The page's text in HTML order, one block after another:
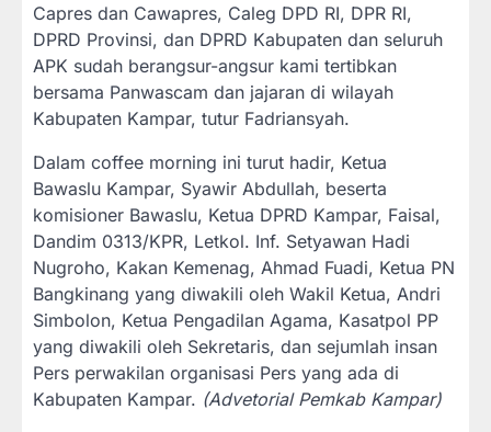
Capres dan Cawapres, Caleg DPD RI, DPR RI,
DPRD Provinsi, dan DPRD Kabupaten dan seluruh
APK sudah berangsur-angsur kami tertibkan
bersama Panwascam dan jajaran di wilayah
Kabupaten Kampar, tutur Fadriansyah.
Dalam coffee morning ini turut hadir, Ketua
Bawaslu Kampar, Syawir Abdullah, beserta
komisioner Bawaslu, Ketua DPRD Kampar, Faisal,
Dandim 0313/KPR, Letkol. Inf. Setyawan Hadi
Nugroho, Kakan Kemenag, Ahmad Fuadi, Ketua PN
Bangkinang yang diwakili oleh Wakil Ketua, Andri
Simbolon, Ketua Pengadilan Agama, Kasatpol PP
yang diwakili oleh Sekretaris, dan sejumlah insan
Pers perwakilan organisasi Pers yang ada di
Kabupaten Kampar. (Advetorial Pemkab Kampar)